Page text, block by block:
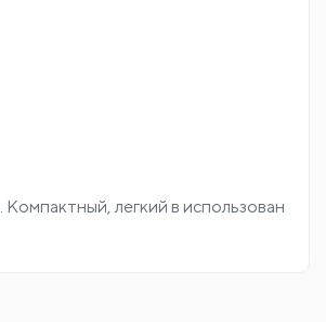
. Компактный, легкий в использован